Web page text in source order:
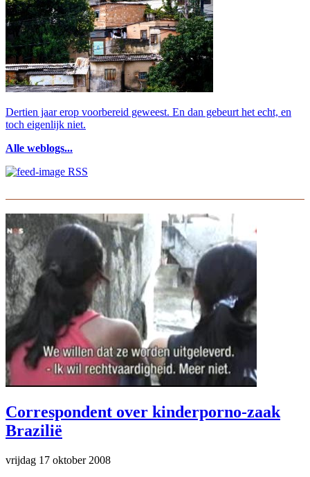
Dertien jaar erop voorbereid geweest. En dan gebeurt het echt, en
toch eigenlijk niet.
Alle weblogs...
RSS
Correspondent over kinderporno-zaak
Brazilië
vrijdag 17 oktober 2008